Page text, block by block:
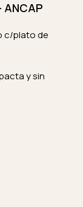
c/plato de
y sin